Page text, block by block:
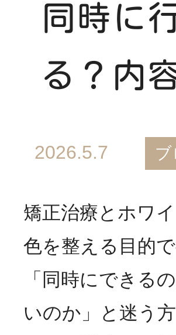
同時に
る？内
2026.5.7
矯正治療とホワ
色を整える目的
「同時にできる
いのか」と迷う